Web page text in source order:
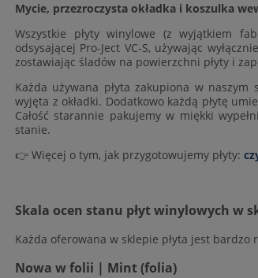
Mycie, przezroczysta okładka i koszulka
Wszystkie płyty winylowe (z wyjątkiem
odsysającej Pro-Ject VC-S, używając
zostawiając śladów na powierzchni płyty i
Każda używana płyta zakupiona w
wyjęta z okładki. Dodatkowo każdą płytę
Całość starannie pakujemy w miękki
stanie.
👉 Więcej o tym, jak przygotowujemy płyty:
Skala ocen stanu płyt winylowych w
Każda oferowana w sklepie płyta jest
Nowa w folii | Mint (folia)